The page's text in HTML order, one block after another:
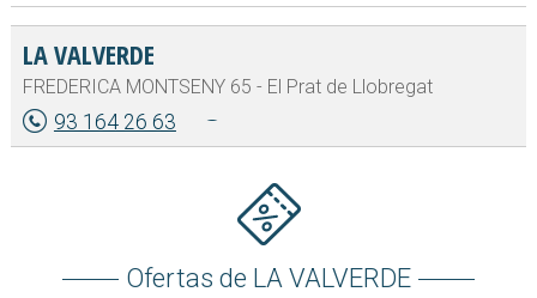
LA VALVERDE
FREDERICA MONTSENY 65 - El Prat de Llobregat
93 164 26 63
Ofertas de LA VALVERDE